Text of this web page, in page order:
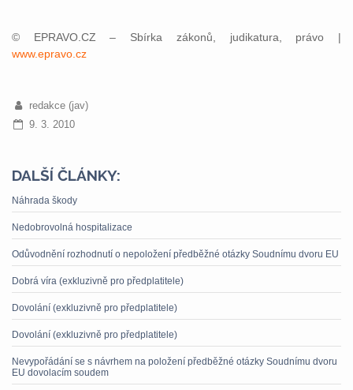
© EPRAVO.CZ – Sbírka zákonů, judikatura, právo |
www.epravo.cz
redakce (jav)
9. 3. 2010
DALŠÍ ČLÁNKY:
Náhrada škody
Nedobrovolná hospitalizace
Odůvodnění rozhodnutí o nepoložení předběžné otázky Soudnímu dvoru EU
Dobrá víra (exkluzivně pro předplatitele)
Dovolání (exkluzivně pro předplatitele)
Dovolání (exkluzivně pro předplatitele)
Nevypořádání se s návrhem na položení předběžné otázky Soudnímu dvoru
EU dovolacím soudem